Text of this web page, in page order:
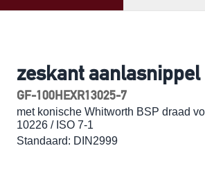
zeskant aanlasnippel
GF-100HEXR13025-7
met konische Whitworth BSP draad
10226 / ISO 7-1
Standaard: DIN2999